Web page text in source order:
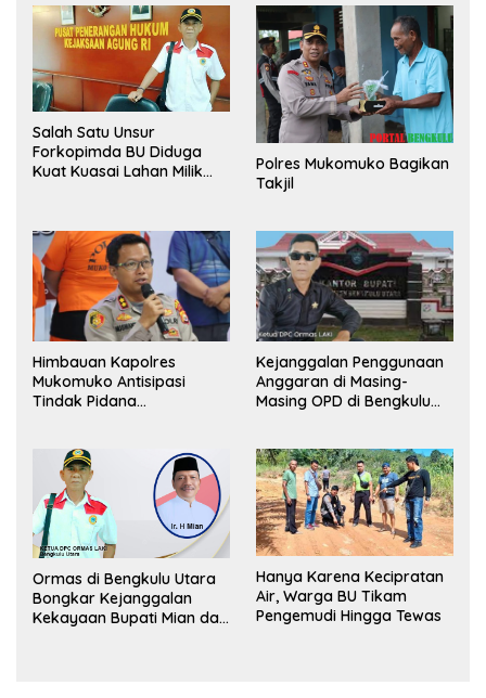
Salah Satu Unsur
Forkopimda BU Diduga
Kuat Kuasai Lahan Milik
Polres Mukomuko Bagikan
Takjil
Himbauan Kapolres
Mukomuko Antisipasi
Tindak Pidana
Kejanggalan Penggunaan
Anggaran di Masing-
Masing OPD di Bengkulu
Ormas di Bengkulu Utara
Bongkar Kejanggalan
Kekayaan Bupati Mian dan
Hanya Karena Kecipratan
Air, Warga BU Tikam
Pengemudi Hingga Tewas